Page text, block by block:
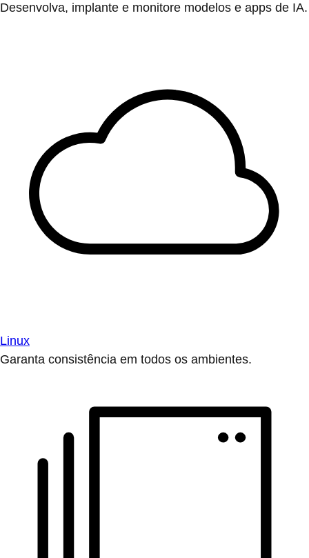
Desenvolva, implante e monitore modelos e apps de IA.
Linux
Garanta consistência em todos os ambientes.